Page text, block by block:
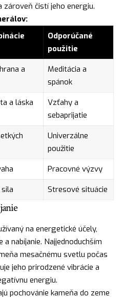
čistí jeho energiu.
Odporúčané
použitie
a
Meditácia a
spánok
a láska
Vzťahy a
sebaprijatie
Univerzálne
použitie
Pracovné výzvy
Stresové situácie
na energetické účely,
nabíjanie. Najjednoduchším
mesačnému svetlu počas
jeho prirodzené vibrácie a
energiu.
pochovánie kameňa do zeme